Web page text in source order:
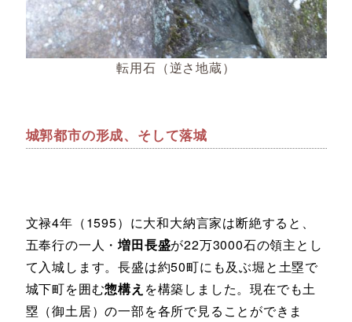
転用石（逆さ地蔵）
城郭都市の形成、そして落城
文禄4年（1595）に大和大納言家は断絶すると、
五奉行の一人・増田長盛が22万3000石の領主とし
て入城します。長盛は約50町にも及ぶ堀と土塁で
城下町を囲む惣構え を構築しました。現在でも土
塁（御土居）の一部を各所で見ることができま